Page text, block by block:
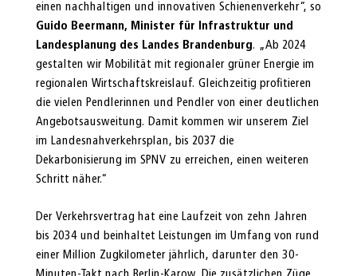
einen nachhaltigen und innovativen Schienenverkehr“, so
Guido Beermann, Minister für Infrastruktur und
Landesplanung des Landes Brandenburg. „Ab 2024
gestalten wir Mobilität mit regionaler grüner Energie im
regionalen Wirtschaftskreislauf. Gleichzeitig profitieren
die vielen Pendlerinnen und Pendler von einer deutlichen
Angebotsausweitung. Damit kommen wir unserem Ziel
im Landesnahverkehrsplan, bis 2037 die
Dekarbonisierung im SPNV zu erreichen, einen weiteren
Schritt näher.“
Der Verkehrsvertrag hat eine Laufzeit von zehn Jahren
bis 2034 und beinhaltet Leistungen im Umfang von rund
einer Million Zugkilometer jährlich, darunter den 30-